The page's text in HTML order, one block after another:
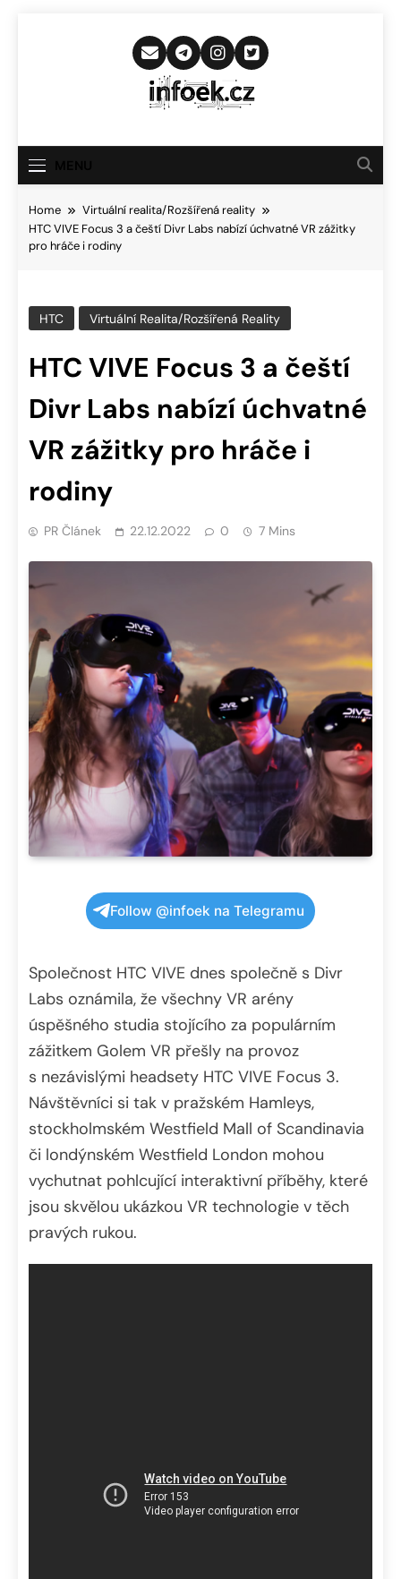
Infoek.cz
Novinkám
Home
Virtuální realita/Rozšířená reality
HTC VIVE Focus 3 a čeští Divr Labs nabízí úchvatné VR zážitky
pro hráče i rodiny
HTC Virtuální Realita/Rozšířená Reality
HTC VIVE Focus 3 a čeští
Divr Labs nabízí úchvatné
VR zážitky pro hráče i
rodiny
PR Článek 22.12.2022 0 7 Mins
Follow @infoek na Telegramu
Společnost HTC VIVE dnes společně s Divr
Labs oznámila, že všechny VR arény
úspěšného studia stojícího za populárním
zážitkem Golem VR přešly na provoz
s nezávislými headsety HTC VIVE Focus 3.
Návštěvníci si tak v pražském Hamleys,
stockholmském Westfield Mall of Scandinavia
či londýnském Westfield London mohou
vychutnat pohlcující interaktivní příběhy, které
jsou skvělou ukázkou VR technologie v těch
pravých rukou.